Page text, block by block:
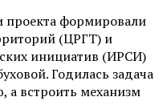
проекта формировали
(ЦРГТ) и
инициатив (ИРСИ)
Годилась задача
а встроить механизм